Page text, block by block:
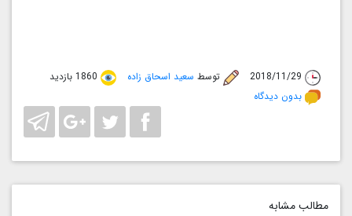
2018/11/29 توسطسعید اسحاق زاده
1860 بازدید
بدون دیدگاه
مطالب مشابه